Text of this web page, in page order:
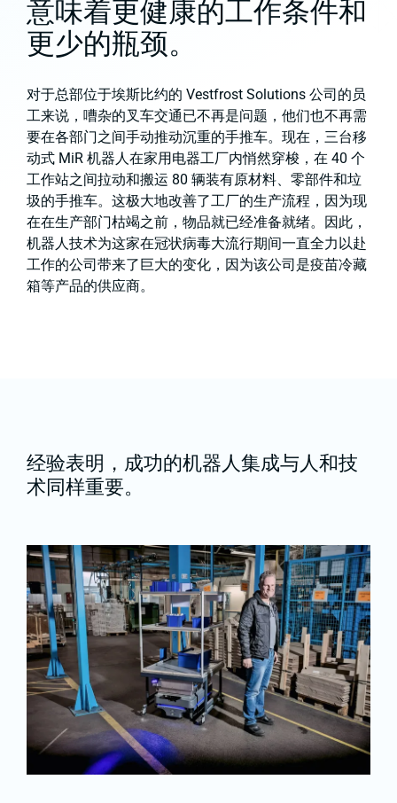
意味着更健康的工作条件和
更少的瓶颈。
对于总部位于埃斯比约的 Vestfrost Solutions 公司的员
工来说，嘈杂的叉车交通已不再是问题，他们也不再需
要在各部门之间手动推动沉重的手推车。现在，三台移
动式 MiR 机器人在家用电器工厂内悄然穿梭，在 40 个
工作站之间拉动和搬运 80 辆装有原材料、零部件和垃
圾的手推车。这极大地改善了工厂的生产流程，因为现
在在生产部门枯竭之前，物品就已经准备就绪。因此，
机器人技术为这家在冠状病毒大流行期间一直全力以赴
工作的公司带来了巨大的变化，因为该公司是疫苗冷藏
箱等产品的供应商。
经验表明，成功的机器人集成与人和技
术同样重要。